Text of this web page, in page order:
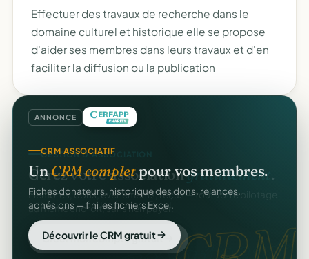
Effectuer des travaux de recherche dans le
domaine culturel et historique elle se propose
d'aider ses membres dans leurs travaux et d'en
faciliter la diffusion ou la publication
ANNONCE
CRM ASSOCIATIF
UnCRM completpour vos membres.
Fiches donateurs, historique des dons, relances,
adhésions — fini les fichiers Excel.
Découvrir le CRM gratuit